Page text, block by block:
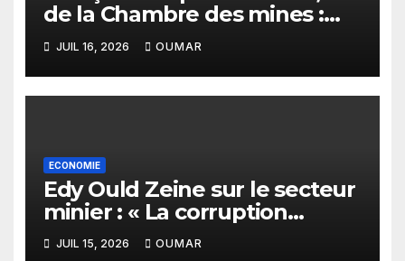
de la Chambre des mines :
« la Guinée est aujourd’hui la
meilleure des destinations »
JUIL 16, 2026 OUMAR
ECONOMIE
Edy Ould Zeine sur le secteur
minier : « La corruption
n’existe pas en Mauritanie »
JUIL 15, 2026 OUMAR